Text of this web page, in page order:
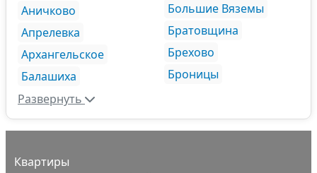
Аничково
Апрелевка
Архангельское
Балашиха
Большие Вяземы
Братовщина
Брехово
Броницы
Развернуть
Квартиры